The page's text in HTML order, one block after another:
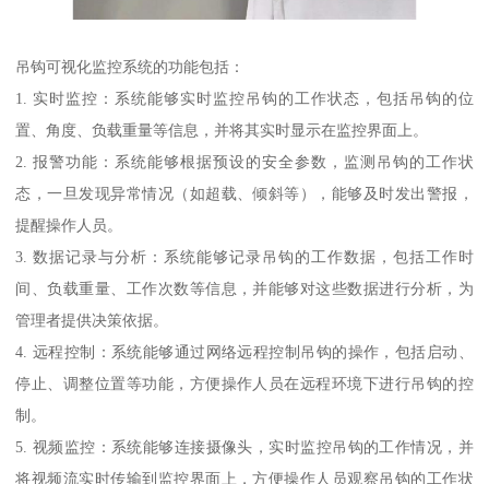
吊钩可视化监控系统的功能包括：
1. 实时监控：系统能够实时监控吊钩的工作状态，包括吊钩的位
置、角度、负载重量等信息，并将其实时显示在监控界面上。
2. 报警功能：系统能够根据预设的安全参数，监测吊钩的工作状
态，一旦发现异常情况（如超载、倾斜等），能够及时发出警报，
提醒操作人员。
3. 数据记录与分析：系统能够记录吊钩的工作数据，包括工作时
间、负载重量、工作次数等信息，并能够对这些数据进行分析，为
管理者提供决策依据。
4. 远程控制：系统能够通过网络远程控制吊钩的操作，包括启动、
停止、调整位置等功能，方便操作人员在远程环境下进行吊钩的控
制。
5. 视频监控：系统能够连接摄像头，实时监控吊钩的工作情况，并
将视频流实时传输到监控界面上，方便操作人员观察吊钩的工作状